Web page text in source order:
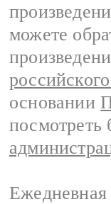
можете
основании
Ежедневная